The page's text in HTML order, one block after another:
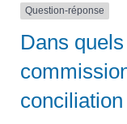
Question-réponse
Dans